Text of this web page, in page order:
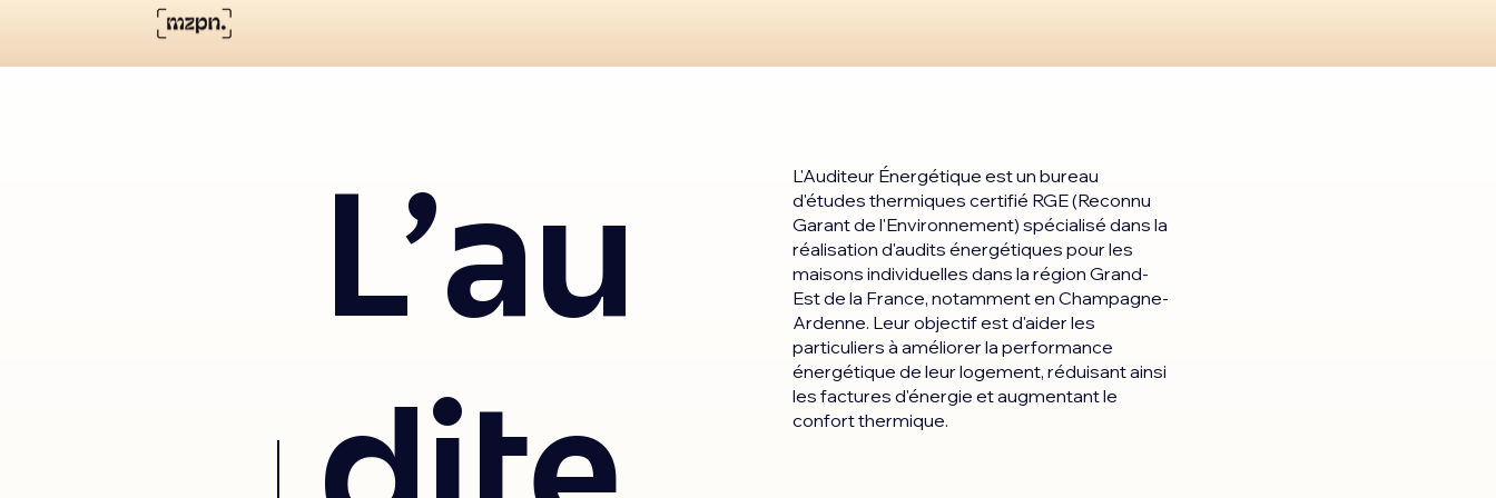
L'au
L'Auditeur Énergétique est un bureau
d'études thermiques certifié RGE (Reconnu
Garant de l'Environnement) spécialisé dans la
réalisation d'audits énergétiques pour les
maisons individuelles dans la région Grand-
Est de la France, notamment en Champagne-
Ardenne. Leur objectif est d'aider les
particuliers à améliorer la performance
énergétique de leur logement, réduisant ainsi
les factures d'énergie et augmentant le
confort thermique.